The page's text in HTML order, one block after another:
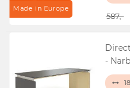
Made in Europe
587,-
-